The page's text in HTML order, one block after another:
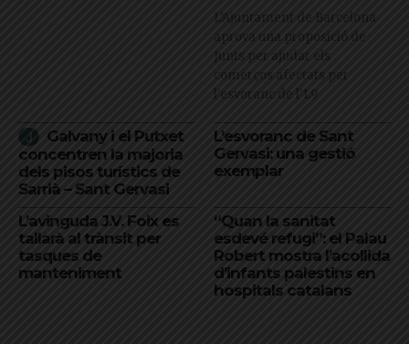
L’Ajuntament de Barcelona
aprova una proposició de
Junts per ajudar els
comerços afectats per
l'esvoranc de l'L9
Galvany i el Putxet
concentren la majoria
dels pisos turístics de
Sarrià – Sant Gervasi
L’esvoranc de Sant
Gervasi: una gestió
exemplar
L’avinguda J.V. Foix es
tallarà al trànsit per
tasques de
manteniment
“Quan la sanitat
esdevé refugi”: el Palau
Robert mostra l’acollida
d’infants palestins en
hospitals catalans